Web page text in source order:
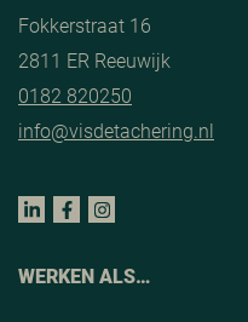
Fokkerstraat 16
2811 ER Reeuwijk
0182 820250
info@visdetachering.nl
WERKEN ALS…